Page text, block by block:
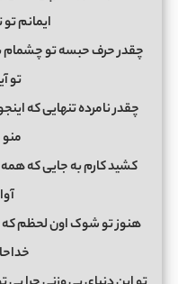
ایمانم
چقدر حرف حبسه تو چشمام با
تو
چقدر نامرده تنهایی که
کشید کارم به جایی که همه
هنوز تو شوک اون لحظم که